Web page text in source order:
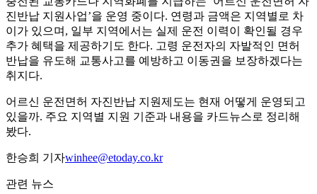
진반납 지원사업’을 운영 중이다. 연령과 금액은 지역별로 차
이가 있으며, 일부 지역에서는 실제 운전 이력이 확인될 경우
추가 혜택을 제공하기도 한다. 고령 운전자의 자발적인 면허
반납을 유도해 교통사고를 예방하고 이동권을 보장하겠다는
취지다.
어르신 운전면허 자진반납 지원제도는 현재 어떻게 운영되고
있을까. 주요 지역별 지원 기준과 내용을 카드뉴스로 정리해
봤다.
한승희 기자winhee@etoday.co.kr
관련 뉴스